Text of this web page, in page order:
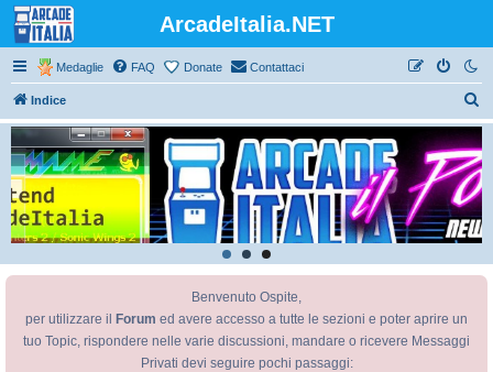
ArcadeItalia.NET
Medaglie FAQ Donate Contattaci
Indice
e
r
c
a
Benvenuto Ospite,
per utilizzare il
Forum ed avere accesso a tutte le sezioni e poter aprire un
tuo Topic, rispondere nelle varie discussioni, mandare o ricevere Messaggi
Privati devi seguire pochi passaggi: